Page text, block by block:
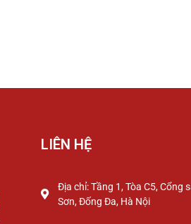
LIÊN HỆ
Địa chỉ: Tầng 1, Tòa C5, Cổng
Sơn, Đống Đa, Hà Nội